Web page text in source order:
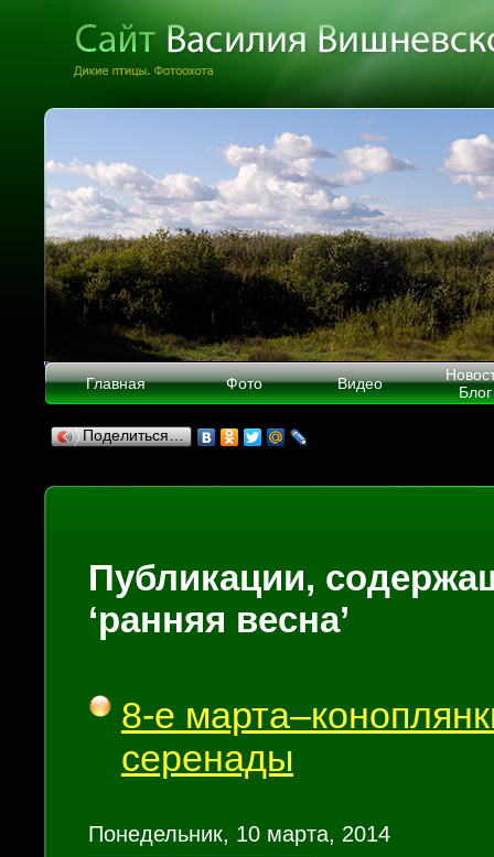
Главная Фото Видео
Блог
Поделиться…
Публикации,
‘ранняя весна’
8-е
серенады
Понедельник, 10 марта, 2014